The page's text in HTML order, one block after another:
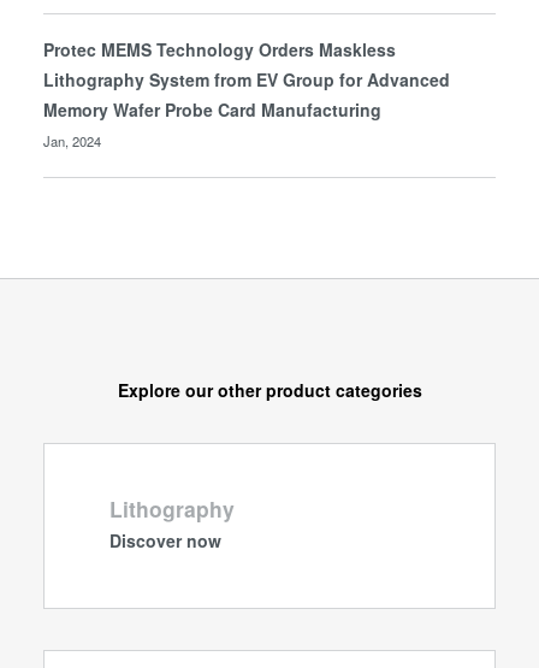
Protec MEMS Technology Orders Maskless
Lithography System from EV Group for Advanced
Memory Wafer Probe Card Manufacturing
Jan, 2024
Explore our other product categories
Lithography
Discover now